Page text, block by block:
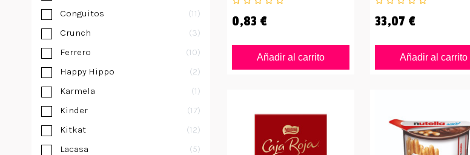
Conguitos
11
Crunch
3
Ferrero
10
Happy Hippo
2
Karmela
1
Kinder
17
Kitkat
12
Lacasa
5
0,83 €
Añadir al carrito
33,07 €
Añadir al carrito